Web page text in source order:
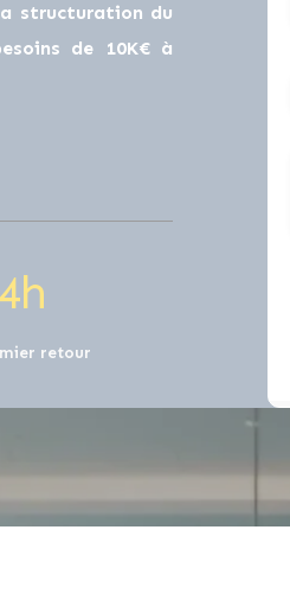
structuration du
de 10K€ à
h
retour